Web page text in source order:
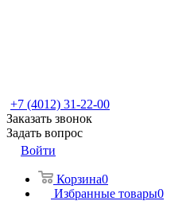
+7 (4012) 31-22-00
Заказать звонок
Задать вопрос
Войти
Корзина0
Избранные товары0